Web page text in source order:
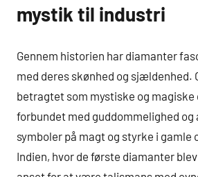
mystik til industri
Gennem historien har diamanter
med deres skønhed og sjældenhed.
betragtet som mystiske og
forbundet med guddommelighed og
symboler på magt og styrke i gamle
Indien, hvor de første diamanter